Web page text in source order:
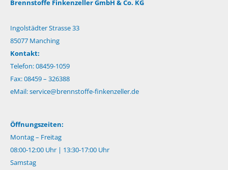
Brennstoffe Finkenzeller GmbH & Co. KG
Ingolstädter Strasse 33
85077 Manching
Kontakt:
Telefon: 08459-1059
Fax: 08459 – 326388
eMail:service@brennstoffe-finkenzeller.de
Öffnungszeiten:
Montag – Freitag
08:00-12:00 Uhr | 13:30-17:00 Uhr
Samstag